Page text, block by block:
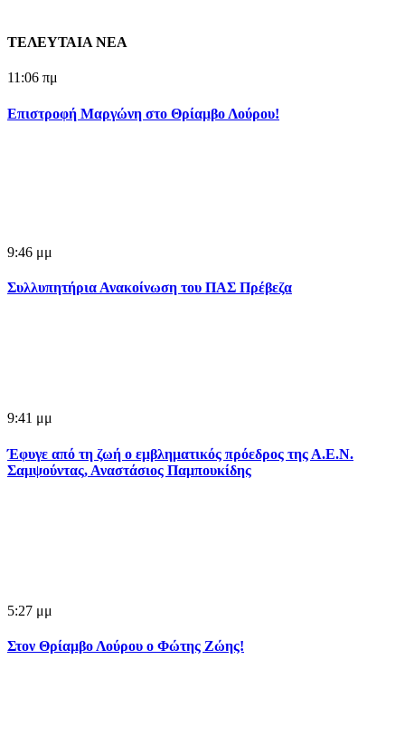
ΤΕΛΕΥΤΑΙΑ ΝΕΑ
11:06 πμ
Επιστροφή Μαργώνη στο Θρίαμβο Λούρου!
9:46 μμ
Συλλυπητήρια Ανακοίνωση του ΠΑΣ Πρέβεζα
9:41 μμ
Έφυγε από τη ζωή ο εμβληματικός πρόεδρος της Α.Ε.Ν.
Σαμψούντας, Αναστάσιος Παμπουκίδης
5:27 μμ
Στον Θρίαμβο Λούρου ο Φώτης Ζώης!